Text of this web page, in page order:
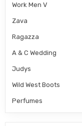
Work Men V
Zava
Ragazza
A & C Wedding
Judys
Wild West Boots
Perfumes